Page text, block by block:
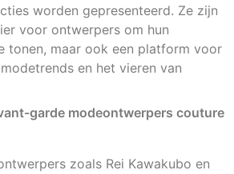
worden gepresenteerd. Ze zijn
voor ontwerpers om hun
tonen, maar ook een platform voor
en het vieren van
garde modeontwerpers couture
zoals Rei Kawakubo en